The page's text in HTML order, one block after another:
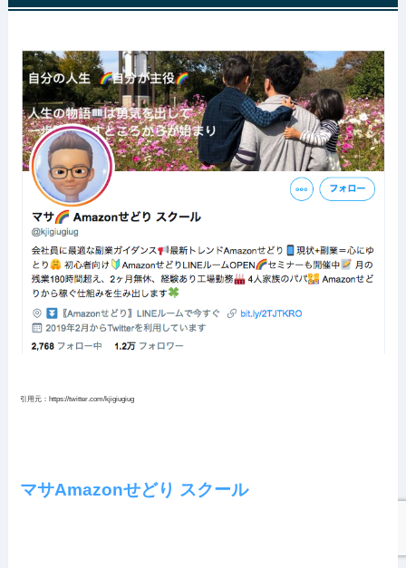
引用元：https://twitter.com/kjigiugiug
マサAmazonせどり スクール